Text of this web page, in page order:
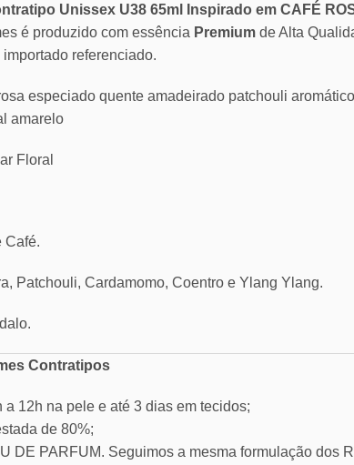
Unissex U38 65ml Inspirado em CAFÉ
é produzido com essência Premium de Alta
referenciado.
especiado quente amadeirado patchouli
amarelo
Floral
Café.
Patchouli, Cardamomo, Coentro e Ylang Ylang.
Contratipos
a 12h na pele e até 3 dias em tecidos;
de 80%;
DE PARFUM. Seguimos a mesma formulação dos